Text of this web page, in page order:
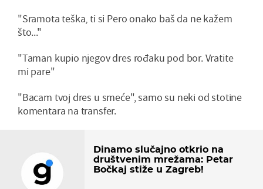
"Sramota teška, ti si Pero onako baš da ne kažem
što..."
"Taman kupio njegov dres rođaku pod bor. Vratite
mi pare"
"Bacam tvoj dres u smeće", samo su neki od stotine
komentara na transfer.
Dinamo slučajno otkrio na
društvenim mrežama: Petar
Bočkaj stiže u Zagreb!